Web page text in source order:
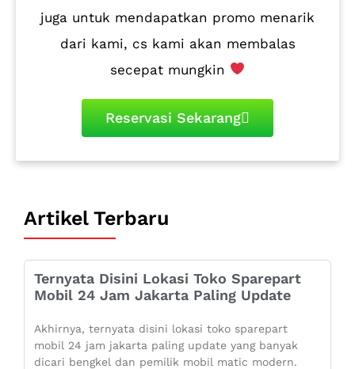
juga untuk mendapatkan promo menarik
dari kami, cs kami akan membalas
secepat mungkin
Reservasi Sekarang
Artikel Terbaru
Ternyata Disini Lokasi Toko Sparepart
Mobil 24 Jam Jakarta Paling Update
Akhirnya, ternyata disini lokasi toko sparepart
mobil 24 jam jakarta paling update yang banyak
dicari bengkel dan pemilik mobil matic modern.